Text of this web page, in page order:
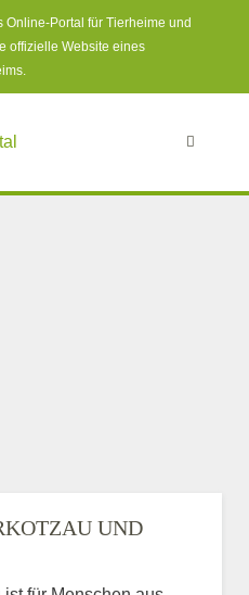
Portal für Tierheime und
offizielle Website eines
UND